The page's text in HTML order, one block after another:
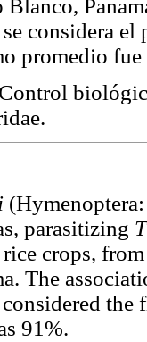
Blanco,
se considera el
promedio
Control
parasitizing
crops,
The
the
91%.